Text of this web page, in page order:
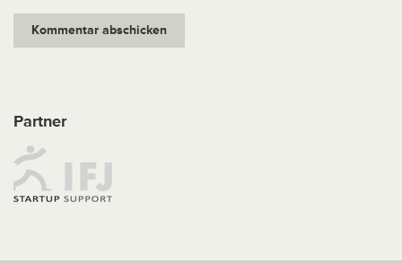
Partner